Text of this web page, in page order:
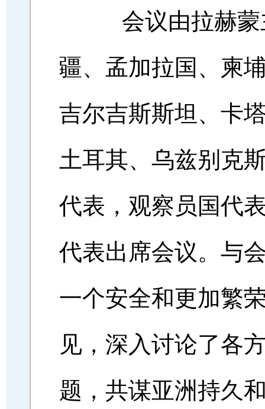
会议由拉赫蒙
疆、孟加拉国、柬
吉尔吉斯斯坦、卡
土耳其、乌兹别克
代表，观察员国代
代表出席会议。与
一个安全和更加繁
见，深入讨论了各
题，共谋亚洲持久